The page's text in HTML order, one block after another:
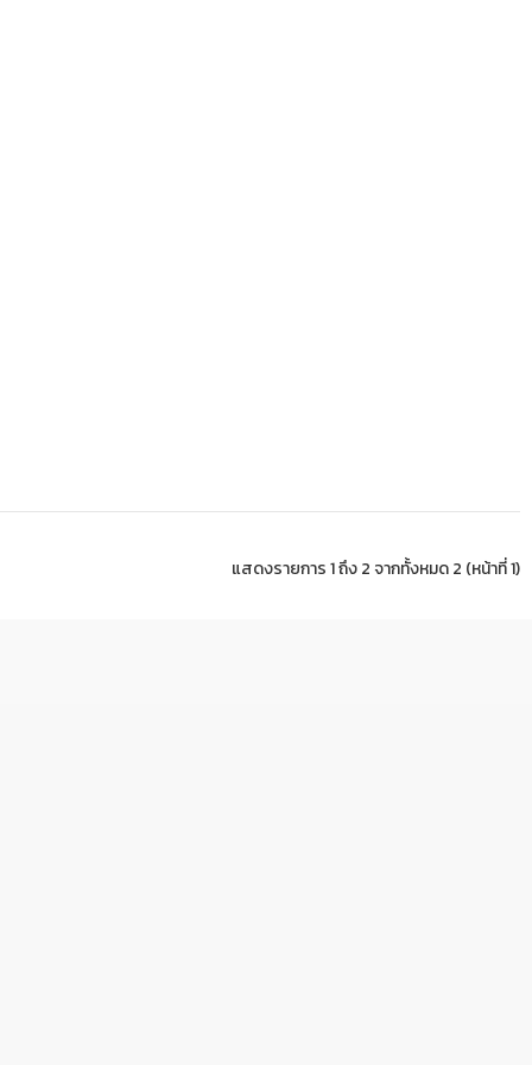
แสดงรายการ 1 ถึง 2 จากทั้งหมด 2 (หน้าที่ 1)